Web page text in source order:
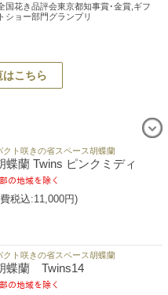
国花き品評会東京都知事賞･金賞,ギフ
トショー部門グランプリ
こちら
クト咲きの省スペース胡蝶蘭
蝶蘭 Twins ピンクミディ
税込:11,000円)
クト咲きの省スペース胡蝶蘭
蝶蘭 Twins14